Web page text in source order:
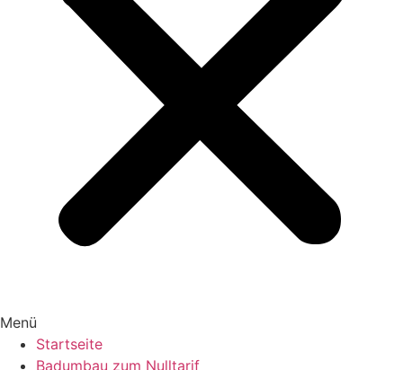
Menü
Startseite
Badumbau zum Nulltarif